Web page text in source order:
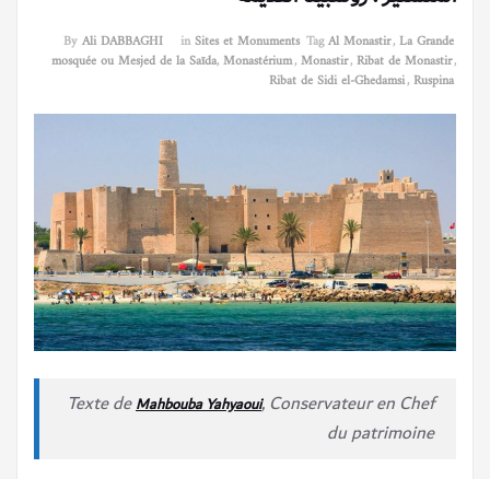
ByAli DABBAGHI inSites et Monuments TagAl Monastir,La Grande
mosquée ou Mesjed de la Saïda,Monastérium,Monastir,Ribat de Monastir,
Ribat de Sidi el-Ghedamsi,Ruspina
Texte deMahbouba Yahyaoui, Conservateur en Chef
du patrimoine